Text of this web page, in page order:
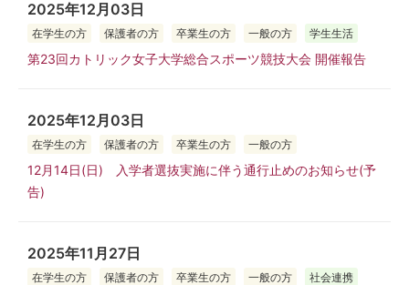
2025年12月03日
在学生の方 保護者の方 卒業生の方 一般の方 学生生活
第23回カトリック女子大学総合スポーツ競技大会 開催報告
2025年12月03日
在学生の方 保護者の方 卒業生の方 一般の方
12月14日(日) 入学者選抜実施に伴う通行止めのお知らせ(予
告)
2025年11月27日
在学生の方 保護者の方 卒業生の方 一般の方 社会連携